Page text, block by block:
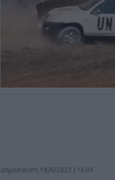
Δημοσίευση 18/8/2023 | 16:03